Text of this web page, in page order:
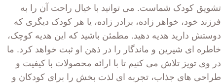
تشویق کودک شماست. می توانید با خیال راحت آن را به
فرزند خود، خواهر زاده، برادر زاده، یا هر کودک دیگری که
دوستش دارید هدیه دهید. مطمئن باشید که این هدیه کوچک،
خاطره ای شیرین و ماندگار را در ذهن او ثبت خواهد کرد. ما
در وی تویز تلاش می کنیم تا با ارائه محصولات با کیفیت و
طراحی های جذاب، تجربه ای لذت بخش را برای کودکان و